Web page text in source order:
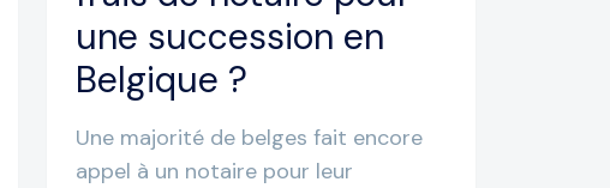
une succession en
Belgique ?
Une majorité de belges fait encore
appel à un notaire pour leur